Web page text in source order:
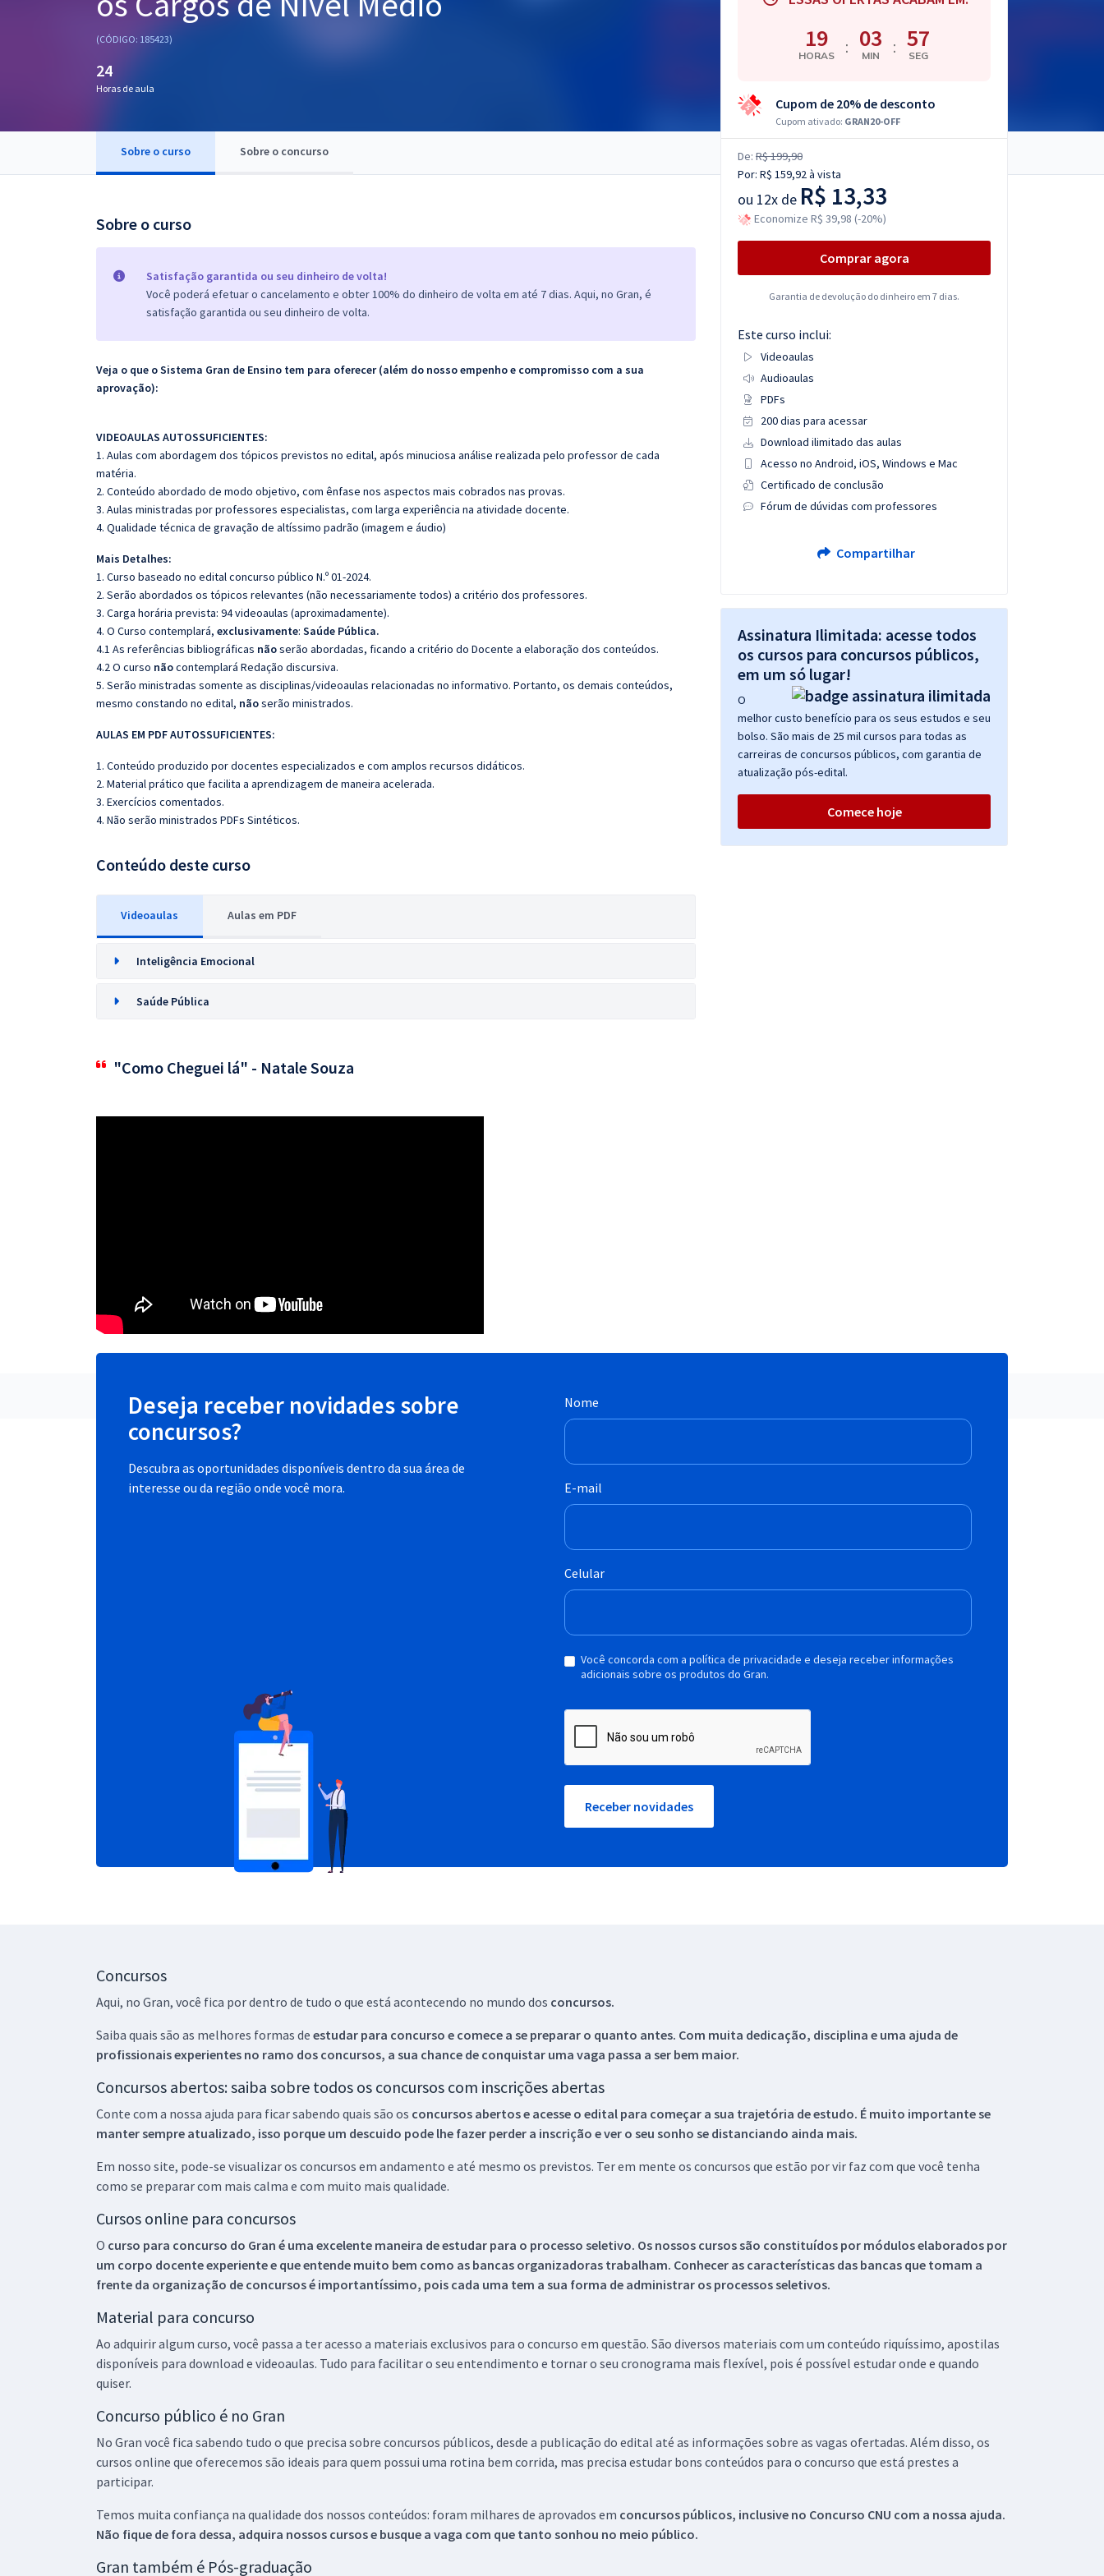
Questões grátis
(CÓDIGO: 185423)
24
Horas de aula
Sobre o curso Sobre o concurso
Sobre o curso
Satisfação garantida ou seu dinheiro de volta!
Você poderá efetuar o cancelamento e obter 100% do dinheiro de volta em até 7 dias. Aqui, no Gran, é
satisfação garantida ou seu dinheiro de volta.
Veja o que o Sistema Gran de Ensino tem para oferecer (além do nosso empenho e compromisso com a sua
aprovação):
VIDEOAULAS AUTOSSUFICIENTES:
1. Aulas com abordagem dos tópicos previstos no edital, após minuciosa análise realizada pelo professor de cada
matéria.
2. Conteúdo abordado de modo objetivo, com ênfase nos aspectos mais cobrados nas provas.
3. Aulas ministradas por professores especialistas, com larga experiência na atividade docente.
4. Qualidade técnica de gravação de altíssimo padrão (imagem e áudio)
Mais Detalhes:
1. Curso baseado no edital concurso público N.º 01-2024.
2. Serão abordados os tópicos relevantes (não necessariamente todos) a critério dos professores.
3. Carga horária prevista: 94 videoaulas (aproximadamente).
4. O Curso contemplará, exclusivamente: Saúde Pública.
4.1 As referências bibliográficas nãoserão abordadas, ficando a critério do Docente a elaboração dos conteúdos.
4.2 O curso nãocontemplará Redação discursiva.
5. Serão ministradas somente as disciplinas/videoaulas relacionadas no informativo. Portanto, os demais conteúdos,
mesmo constando no edital, nãoserão ministrados.
AULAS EM PDF AUTOSSUFICIENTES:
1. Conteúdo produzido por docentes especializados e com amplos recursos didáticos.
2. Material prático que facilita a aprendizagem de maneira acelerada.
3. Exercícios comentados.
4. Não serão ministrados PDFs Sintéticos.
Conteúdo deste curso
Videoaulas Aulas em PDF
Inteligência Emocional
Saúde Pública
"Como Cheguei lá" - Natale Souza
19
HORAS : 03
MIN : 56
SEG
Cupom de 20% de desconto
Cupom ativado: GRAN20-OFF
De: R$ 199,90
Por: R$ 159,92à vista
ou 12x de R$ 13,33
Economize R$ 39,98 (-20%)
Comprar agora
Garantia de devolução do dinheiro em 7 dias.
Este curso inclui:
Videoaulas
Audioaulas
PDFs
200 dias para acessar
Download ilimitado das aulas
Acesso no Android, iOS, Windows e Mac
Certificado de conclusão
Fórum de dúvidas com professores
Compartilhar
Assinatura Ilimitada: acesse todos
os cursos para concursos públicos,
em um só lugar!
O
melhor custo benefício para os seus estudos e seu
bolso. São mais de 25 mil cursos para todas as
carreiras de concursos públicos, com garantia de
atualização pós-edital.
Comece hoje
Deseja receber novidades sobre
concursos?
Descubra as oportunidades disponíveis dentro da sua área de
interesse ou da região onde você mora.
Nome
E-mail
Celular
Você concorda com a política de privacidade e deseja receber informações
adicionais sobre os produtos do Gran.
Receber novidades
Concursos
Aqui, no Gran, você fica por dentro de tudo o que está acontecendo no mundo dos concursos.
Saiba quais são as melhores formas de estudar para concurso e comece a se preparar o quanto antes. Com muita dedicação, disciplina e uma ajuda de
profissionais experientes no ramo dos concursos, a sua chance de conquistar uma vaga passa a ser bem maior.
Concursos abertos: saiba sobre todos os concursos com inscrições abertas
Conte com a nossa ajuda para ficar sabendo quais são os concursos abertos e acesse o edital para começar a sua trajetória de estudo. É muito importante se
manter sempre atualizado, isso porque um descuido pode lhe fazer perder a inscrição e ver o seu sonho se distanciando ainda mais.
Em nosso site, pode-se visualizar os concursos em andamento e até mesmo os previstos. Ter em mente os concursos que estão por vir faz com que você tenha
como se preparar com mais calma e com muito mais qualidade.
Cursos online para concursos
O curso para concurso do Gran é uma excelente maneira de estudar para o processo seletivo. Os nossos cursos são constituídos por módulos elaborados por
um corpo docente experiente e que entende muito bem como as bancas organizadoras trabalham. Conhecer as características das bancas que tomam a
frente da organização de concursos é importantíssimo, pois cada uma tem a sua forma de administrar os processos seletivos.
Material para concurso
Ao adquirir algum curso, você passa a ter acesso a materiais exclusivos para o concurso em questão. São diversos materiais com um conteúdo riquíssimo, apostilas
disponíveis para download e videoaulas. Tudo para facilitar o seu entendimento e tornar o seu cronograma mais flexível, pois é possível estudar onde e quando
quiser.
Concurso público é no Gran
No Gran você fica sabendo tudo o que precisa sobre concursos públicos, desde a publicação do edital até as informações sobre as vagas ofertadas. Além disso, os
cursos online que oferecemos são ideais para quem possui uma rotina bem corrida, mas precisa estudar bons conteúdos para o concurso que está prestes a
participar.
Temos muita confiança na qualidade dos nossos conteúdos: foram milhares de aprovados em concursos públicos, inclusive no Concurso CNU com a nossa ajuda.
Não fique de fora dessa, adquira nossos cursos e busque a vaga com que tanto sonhou no meio público.
Gran também é Pós-graduação